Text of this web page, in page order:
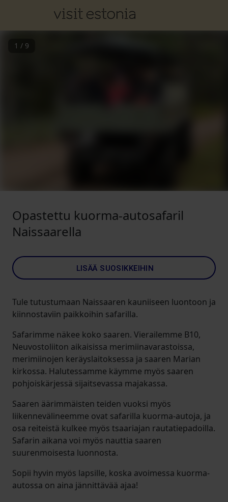
1 / 9
Opastettu kuorma-autosafaril
Naissaarella
LISÄÄ SUOSIKKEIHIN
Tule tutustumaan Naissaaren kauniiseen luontoon ja
kiinnostaviin paikkoihin safarilla.
Safarimme näkee koko saaren. Vierailemme B10,
Neuvostoliiton aikaisissa merimiinavarastoissa,
merimiinojen keräyslaitoksessa ja saaren Marian
kirkossa. Halutessamme käymme myös saaren
pohjoiskärjessä sijaitsevassa majakassa.
Saaren äärimmäisten teiden vuoksi myös
liikennevälineemme ovat safarilla kuorma-autoja, ja
osa reiteistä kulkee myös tsaariajan rautatiepadoilla.
Safarin aikana voi myös nauttia saaren
suurenmoisesta luonnosta.
Sopii hyvin myös lapsille, koska avoimessa kuorma-
autossa on aina jännittävää ajaa!